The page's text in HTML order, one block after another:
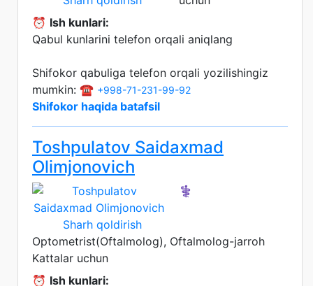
⏰ Ish kunlari:
Qabul kunlarini telefon orqali aniqlang
Shifokor qabuliga telefon orqali yozilishingiz
mumkin: ☎️ +998-71-231-99-92
Shifokor haqida batafsil
Toshpulatov Saidaxmad
Olimjonovich
Sharh qoldirish
⚕️
Optometrist(Oftalmolog), Oftalmolog-jarroh
Kattalar uchun
⏰ Ish kunlari: